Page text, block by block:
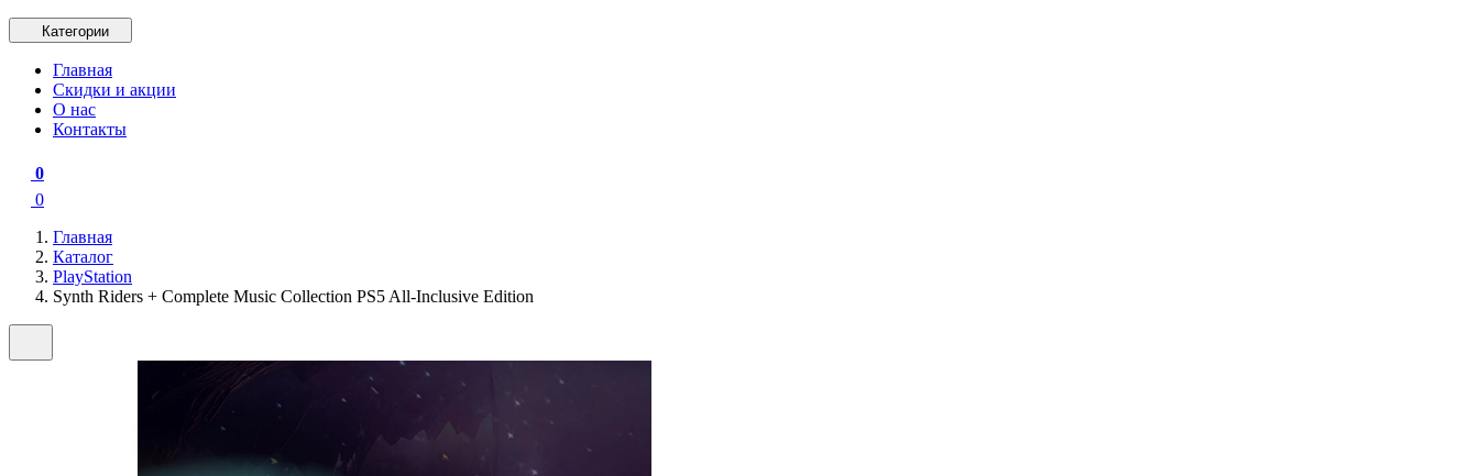
Категории
Главная
Скидки и акции
О нас
Контакты
0
0
Главная
Каталог
PlayStation
Synth Riders + Complete Music Collection PS5 All-Inclusive Edition